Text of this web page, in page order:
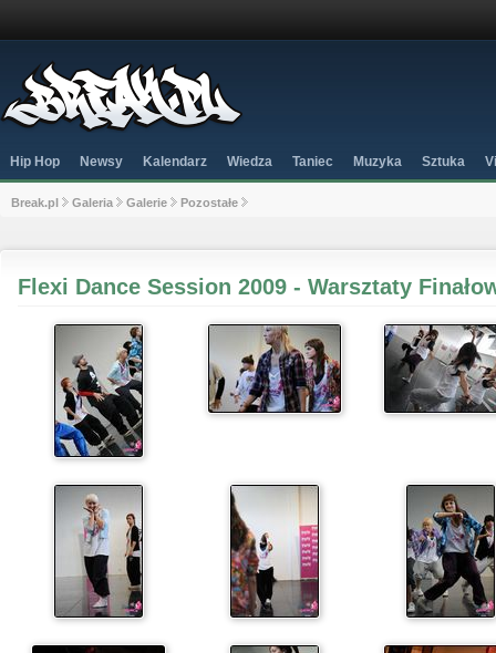
Hip Hop Newsy Kalendarz Wiedza Taniec Muzyka Sztuka
Break.pl Galeria Galerie Pozostałe
Flexi Dance Session 2009 - Warsztaty